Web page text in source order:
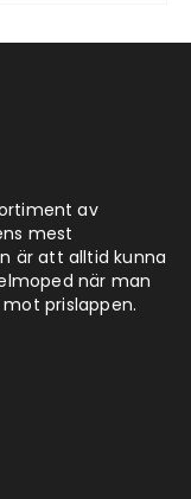
av
mest
är att alltid kunna
när man
prislappen.